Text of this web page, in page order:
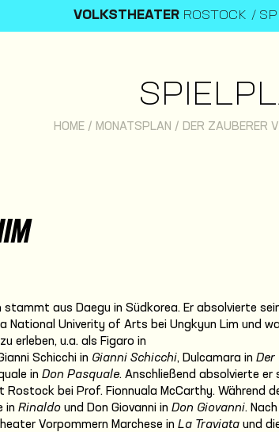
VOLKSTHEATER ROSTOCK
HOME / MONATSPLAN / DER ZAUBERER
stammt aus Daegu in Südkorea. Er absolvierte
National Univerity of Arts bei Ungkyun Lim und
erleben, u.a. als Figaro in
Schicchi in Gianni Schicchi, Dulcamara in Der
in Don Pasquale. Anschließend absolvierte er
Rostock bei Prof. Fionnuala McCarthy. Während
in Rinaldo und Don Giovanni in Don Giovanni.
Vorpommern Marchese in La Traviata und